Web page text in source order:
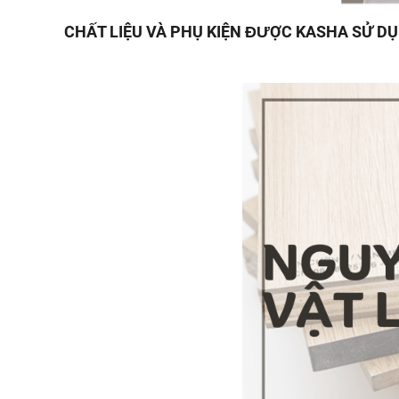
CHẤT LIỆU VÀ PHỤ KIỆN ĐƯỢC KASHA SỬ